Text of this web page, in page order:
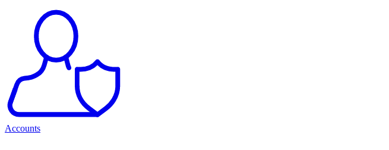
Accounts